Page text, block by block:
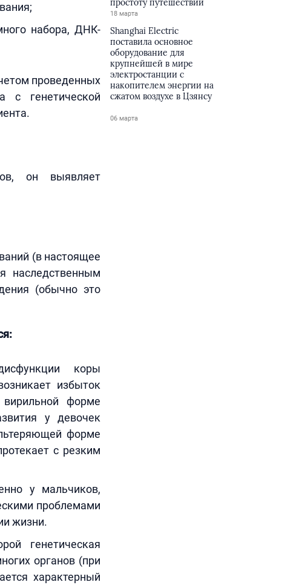
набора, ДНК-
проведенных
с генетической
он выявляет
(в настоящее
наследственным
(обычно это
коры
избыток
форме
у девочек
форме
с резким
у мальчиков,
проблемами
жизни.
генетическая
органов (при
характерный
простоту путешествий
18 марта
Shanghai Electric
поставила основное
оборудование для
крупнейшей в мире
электростанции с
накопителем энергии на
сжатом воздухе в Цзянсу
06 марта